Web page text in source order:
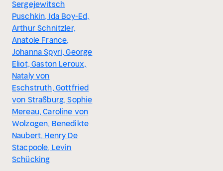
Sergejewitsch
Puschkin, Ida Boy-Ed,
Arthur Schnitzler,
Anatole France,
Johanna Spyri, George
Eliot, Gaston Leroux,
Nataly von
Eschstruth, Gottfried
von Straßburg, Sophie
Mereau, Caroline von
Wolzogen, Benedikte
Naubert, Henry De
Stacpoole, Levin
Schücking